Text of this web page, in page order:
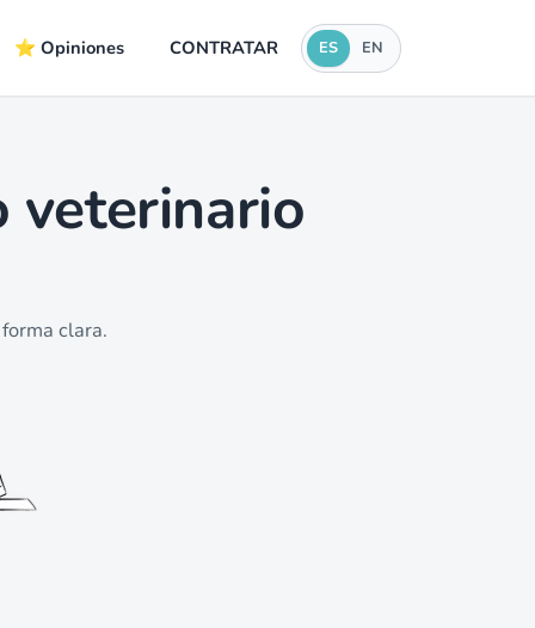
⭐ Opiniones CONTRATAR ES EN
veterinario
clara.